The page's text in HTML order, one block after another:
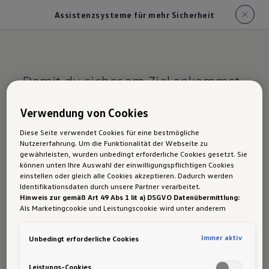
Assistenzsysteme für mehr Sicherheit
Damit du sicher am Ziel ankommst.
Assistenzsysteme
für mehr Sicherheit
für den ID.4 im
Überblick
Emergency Assist
Verwendung von Cookies
Diese Seite verwendet Cookies für eine bestmögliche
Nutzererfahrung. Um die Funktionalität der Webseite zu
gewährleisten, wurden unbedingt erforderliche Cookies gesetzt. Sie
können unten Ihre Auswahl der einwilligungspflichtigen Cookies
einstellen oder gleich alle Cookies akzeptieren. Dadurch werden
Identifikationsdaten durch unsere Partner verarbeitet.
Hinweis zur gemäß Art 49 Abs 1 lit a) DSGVO Datenübermittlung:
Als Marketingcookie und Leistungscookie wird unter anderem
Daten in die USA (insbesondere dort an die Google LLC) weitergibt.
Unbedingt erforderliche Cookies Immer aktiv
Leistungs-Cookies